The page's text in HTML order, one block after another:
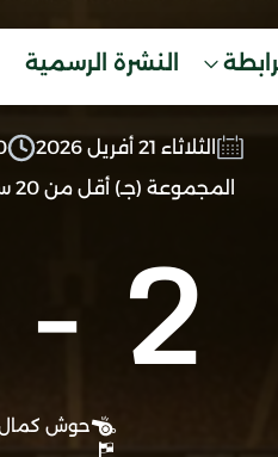
النشرة الرسمية
الثلاثاء 21 أفريل 2026
المجموعة (جـ) أقل من 20 سنة
2
-
حوش